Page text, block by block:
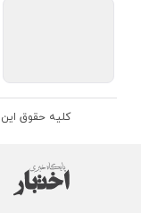
اتحادیه ناشران و
معتبری از کتاب های حقوقی را
اندازی کردیم تا علاقمندان
کلیه حقوق